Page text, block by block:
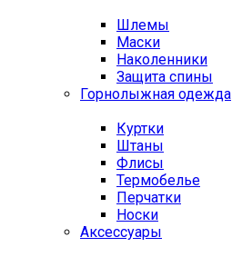
Шлемы
Маски
Наколенники
Защита спины
Горнолыжная одежда
Куртки
Штаны
Флисы
Термобелье
Перчатки
Носки
Аксессуары